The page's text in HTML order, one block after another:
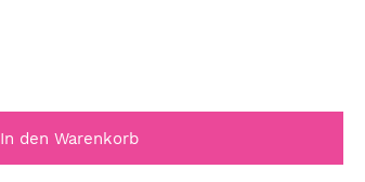
In den Warenkorb